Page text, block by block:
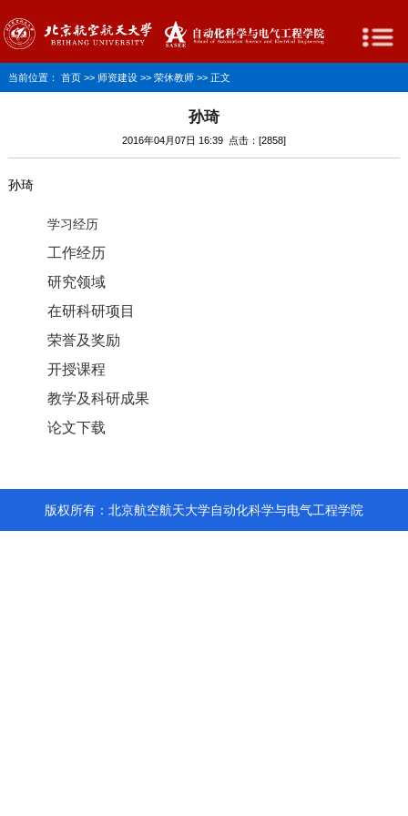
当前位置： 首页>> 师资建设>> 荣休教师>> 正文
孙琦
2016年04月07日 16:39 点击：[2858]
孙琦
学习经历
工作经历
研究领域
在研科研项目
荣誉及奖励
开授课程
教学及科研成果
论文下载
版权所有：北京航空航天大学自动化科学与电气工程学院